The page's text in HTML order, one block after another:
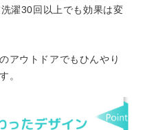
濯30回以上でも効果は変
アウトドアでもひんやり
。